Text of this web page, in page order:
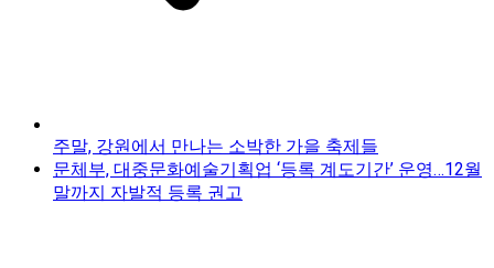
주말, 강원에서 만나는 소박한 가을 축제들
문체부, 대중문화예술기획업 ‘등록 계도기간’ 운영…12월
말까지 자발적 등록 권고